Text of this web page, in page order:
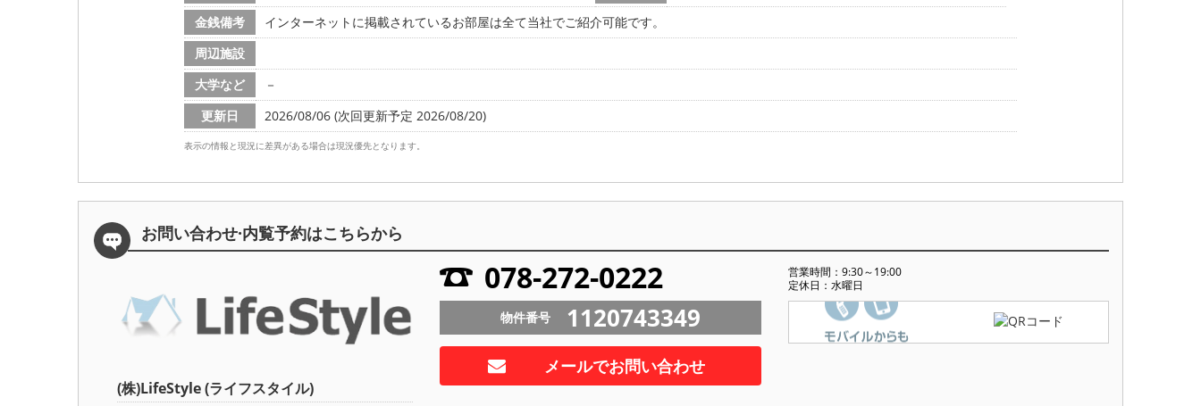
金銭備考
インターネットに掲載されているお部屋は全て当社でご紹介可能です。
周辺施設
大学など
－
更新日
2026/08/06 (次回更新予定 2026/08/20)
表示の情報と現況に差異がある場合は現況優先となります。
お問い合わせ·内覧予約はこちらから
(株)LifeStyle (ライフスタイル)
078-272-0222
営業時間：9:30～19:00
定休日：水曜日
物件番号 1120743349
メールでお問い合わせ